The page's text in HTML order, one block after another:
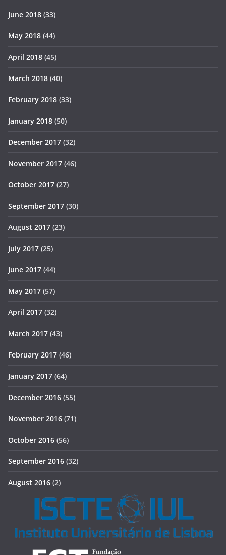
June 2018 (33)
May 2018 (44)
April 2018 (45)
March 2018 (40)
February 2018 (33)
January 2018 (50)
December 2017 (32)
November 2017 (46)
October 2017 (27)
September 2017 (30)
August 2017 (23)
July 2017 (25)
June 2017 (44)
May 2017 (57)
April 2017 (32)
March 2017 (43)
February 2017 (46)
January 2017 (64)
December 2016 (55)
November 2016 (71)
October 2016 (56)
September 2016 (32)
August 2016 (2)